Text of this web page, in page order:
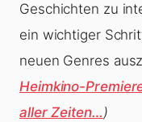
Geschichten zu
ein wichtiger
neuen Genres
Heimkino-
aller Zeiten…)